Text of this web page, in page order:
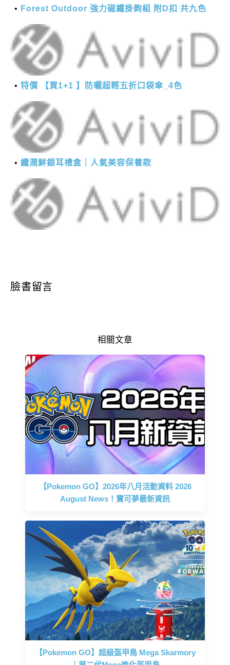
Forest Outdoor 強力磁鐵掛鉤組 附D扣 共九色
特價 【買1+1 】防曬超輕五折口袋傘_4色
纖潤鮮銀耳禮盒｜人氣美容保養款
臉書留言
相關文章
【Pokemon GO】2026年八月活動資料 2026
August News！寶可夢最新資訊
【Pokemon GO】超級盔甲鳥 Mega Skarmory